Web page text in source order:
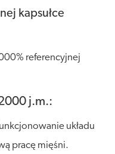
kapsułce
referencyjnej
j.m.:
układu
pracę mięśni.